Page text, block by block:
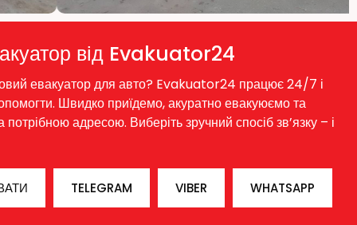
від Evakuator24
евакуатор для авто? Evakuator24 працює 24/7 і
Швидко приїдемо, акуратно евакуюємо та
адресою. Виберіть зручний спосіб зв’язку – і
TELEGRAM VIBER WHATSAPP